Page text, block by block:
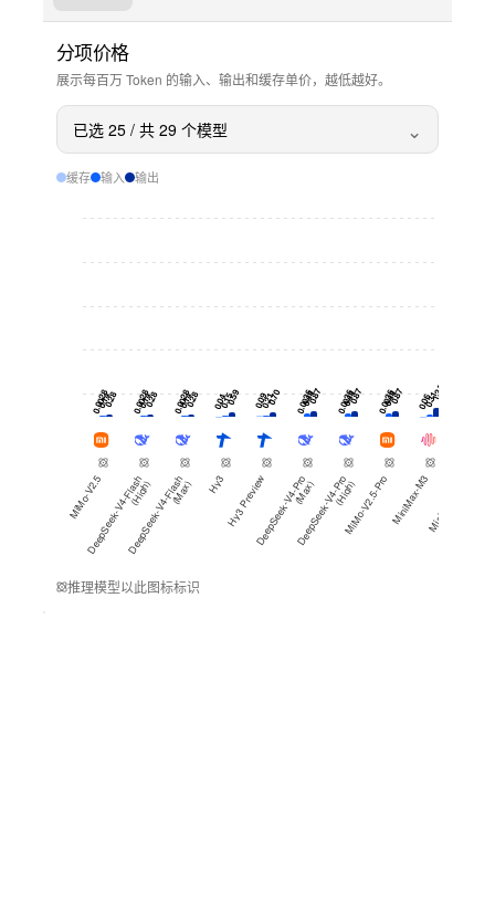
分项价格
展示每百万 Token 的输入、输出和缓存单价，越低越好。
已选 25 / 共 29 个模型 ⌄
缓存 输入 输出
0.0028
0.14
0.28
MiMo-V2.5
0.0028
0.14
0.28
D
e
e
p
S
e
e
k
-
V
4
-
Fl
a
s
h
(
Hi
g
h
)
0.0028
0.140.28
D
e
e
p
S
e
e
k
-
V
4
-
Fl
a
s
h
(
M
a
x
)
0.04
0.15
0.59
Hy3
0.09
0.21
0.70
Hy3 Preview
0.0036
0.44
0.87
D
e
e
p
S
e
e
k
-
V
4
-
P
r
o
(
M
a
x
)
0.0036
0.440.87
D
e
e
p
S
e
e
k
-
V
4
-
P
r
o
(
Hi
g
h
)
0.0036
0.44
0.87
MiMo-V2.5-Pro
0.06
0.31
1.24
MiniMax-M3MiniMax-M2.7
推理模型以此图标标识